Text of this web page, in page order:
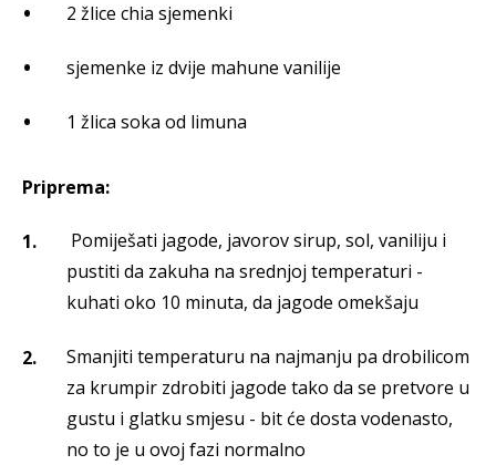
2 žlice chia sjemenki
sjemenke iz dvije mahune vanilije
1 žlica soka od limuna
Priprema:
Pomiješati jagode, javorov sirup, sol, vaniliju i
pustiti da zakuha na srednjoj temperaturi -
kuhati oko 10 minuta, da jagode omekšaju
Smanjiti temperaturu na najmanju pa drobilicom
za krumpir zdrobiti jagode tako da se pretvore u
gustu i glatku smjesu - bit će dosta vodenasto,
no to je u ovoj fazi normalno